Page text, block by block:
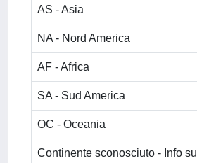
AS - Asia
NA - Nord America
AF - Africa
SA - Sud America
OC - Oceania
Continente sconosciuto - Info sul